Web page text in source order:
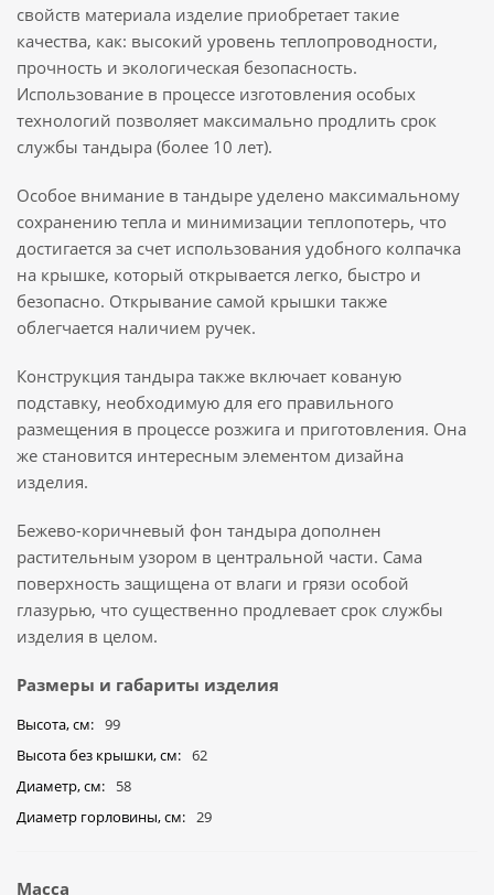
свойств материала изделие приобретает такие
качества, как: высокий уровень теплопроводности,
прочность и экологическая безопасность.
Использование в процессе изготовления особых
технологий позволяет максимально продлить срок
службы тандыра (более 10 лет).
Особое внимание в тандыре уделено максимальному
сохранению тепла и минимизации теплопотерь, что
достигается за счет использования удобного колпачка
на крышке, который открывается легко, быстро и
безопасно. Открывание самой крышки также
облегчается наличием ручек.
Конструкция тандыра также включает кованую
подставку, необходимую для его правильного
размещения в процессе розжига и приготовления. Она
же становится интересным элементом дизайна
изделия.
Бежево-коричневый фон тандыра дополнен
растительным узором в центральной части. Сама
поверхность защищена от влаги и грязи особой
глазурью, что существенно продлевает срок службы
изделия в целом.
Размеры и габариты изделия
Высота, см
99
Высота без крышки, см
62
Диаметр, см
58
Диаметр горловины, см
29
Масса